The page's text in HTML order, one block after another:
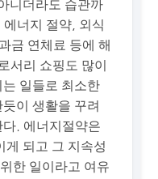
니더라도 습관까
너지 절약, 외식
금 연체료 등에 해
서리 쇼핑도 많이
일들로 최소한
이 생활을 꾸려
. 에너지절약은
게 되고 그 지속성
한 일이라고 여유